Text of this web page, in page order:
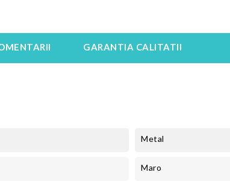
GARANTIA CALITATII
Metal
Maro